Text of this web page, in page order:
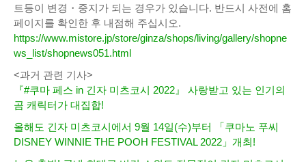
트등이 변경・중지가 되는 경우가 있습니다. 반드시 사전에 홈
페이지를 확인한 후 내점해 주십시오.
https://www.mistore.jp/store/ginza/shops/living/gallery/shopne
ws_list/shopnews051.html
<과거 관련 기사>
『#쿠마 페스 in 긴자 미츠코시 2022』 사랑받고 있는 인기의
곰 캐릭터가 대집합!
올해도 긴자 미츠코시에서 9월 14일(수)부터 「쿠마노 푸씨
DISNEY WINNIE THE POOH FESTIVAL 2022」개최!